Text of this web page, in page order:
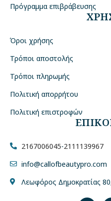
Πρόγραμμα επιβράβευσης
Όροι χρήσης
Τρόποι αποστολής
Τρόποι πληρωμής
Πολιτική απορρήτου
Πολιτική επιστροφών
2167006045-2111139967
info@callofbeautypro.com
Λεωφόρος Δημοκρατίας